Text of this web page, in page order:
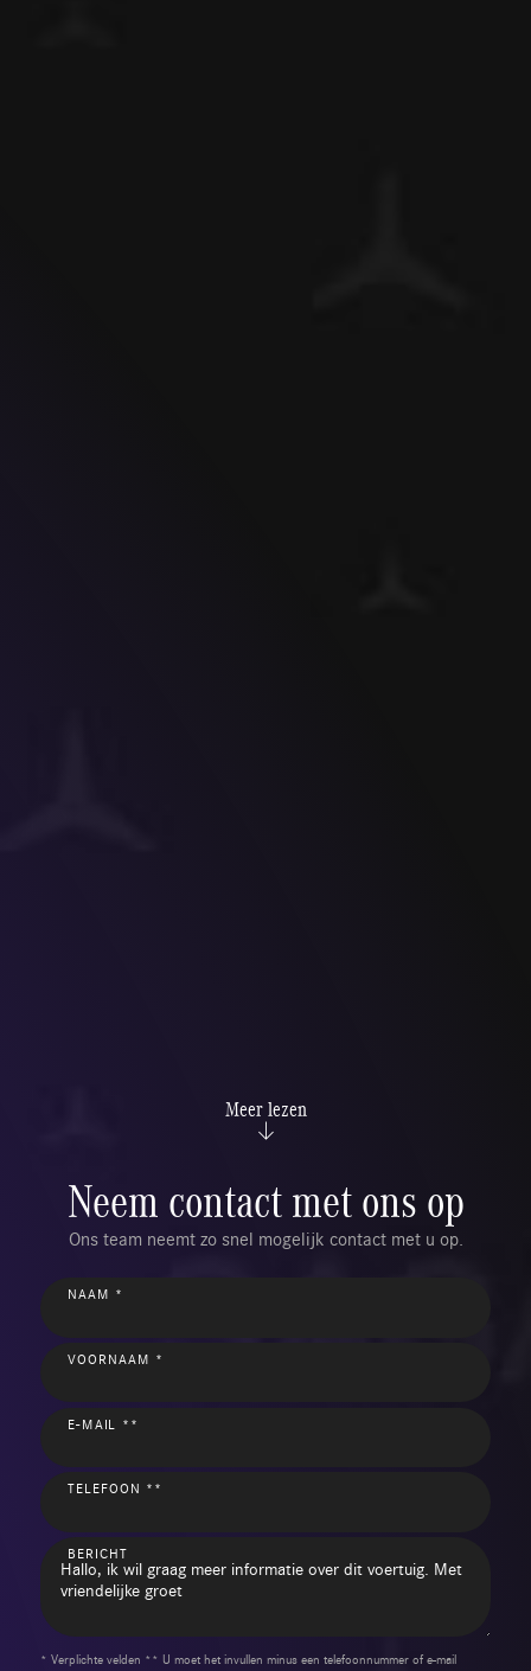
Meer lezen
Neem contact met ons op
Ons team neemt zo snel mogelijk contact met u op.
NAAM *
VOORNAAM *
E-MAIL **
TELEFOON **
BERICHT
* Verplichte velden ** U moet het invullen minus een telefoonnummer of e-mail